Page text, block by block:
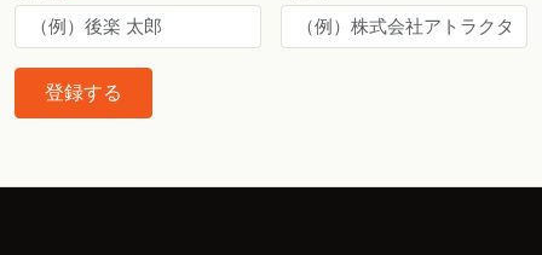
登録する